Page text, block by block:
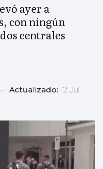
ayer a
con ningún
centrales
Actualizado: 12 Jul